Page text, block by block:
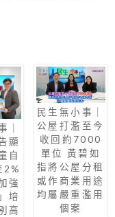
｜
顯
自
2%
強
培
高
民生無小事｜
公屋打濫至今
收回約7000
單位 黃碧如
指將公屋分租
或作商業用途
均屬嚴重濫用
個案